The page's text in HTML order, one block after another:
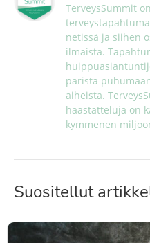
TerveysSummit
netissä ja siihen
ilmaista.
parista
aiheista.
haastatteluja on
kymmenen
Suositellut